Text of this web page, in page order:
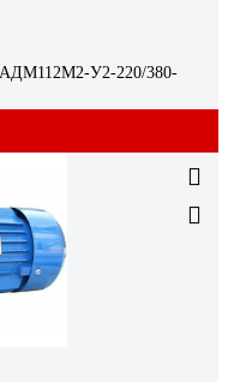
АДМ112М2-У2-220/380-